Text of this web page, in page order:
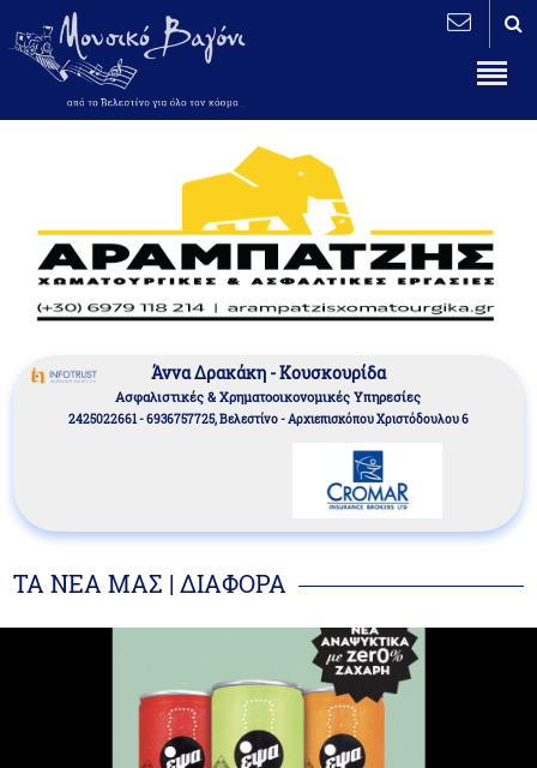
Άννα Δρακάκη - Κουσκουρίδα
Aσφαλιστικές & Χρηματοοικονομικές Υπηρεσίες
2425022661 - 6936757725, Βελεστίνο - Αρχιεπισκόπου Χριστόδουλου 6
ΤΑ ΝΕΑ ΜΑΣ | ΔΙΑΦΟΡΑ